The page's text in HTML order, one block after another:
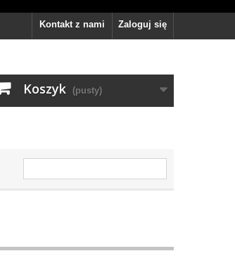
Zaloguj się
Kontakt z nami
Koszyk (pusty)